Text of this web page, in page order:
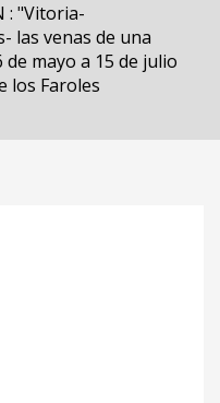
: "Vitoria-
las venas de una
de mayo a 15 de julio
los Faroles